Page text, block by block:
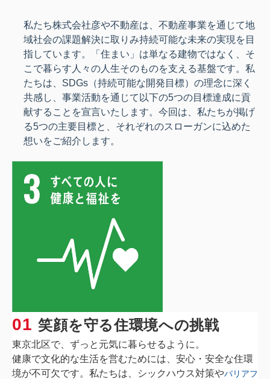
私たち株式会社彦や不動産は、不動産事業を通じて地
域社会の課題解決に取りみ持続可能な未来の実現を目
指しています。
「住まい」は単なる建物ではなく、 そ
こで暮らす人々の人生そのものを支える基盤です。 私
たちは、SDGs（持続可能な開発目標）の理念に深く
共感し、 事業活動を通じて以下の5つの目標達成に貢
献することを宣言いたします。 今回は、私たちが掲げ
る5つの主要目標と、それぞれのスローガンに込めた
想いをご紹介します。
01 笑顔を守る住環境への挑戦
東京北区で、ずっと元気に暮らせるように。
健康で文化的な生活を営むためには、安心・安全な住環
境が不可欠です。私たちは、シックハウス対策やバリアフ